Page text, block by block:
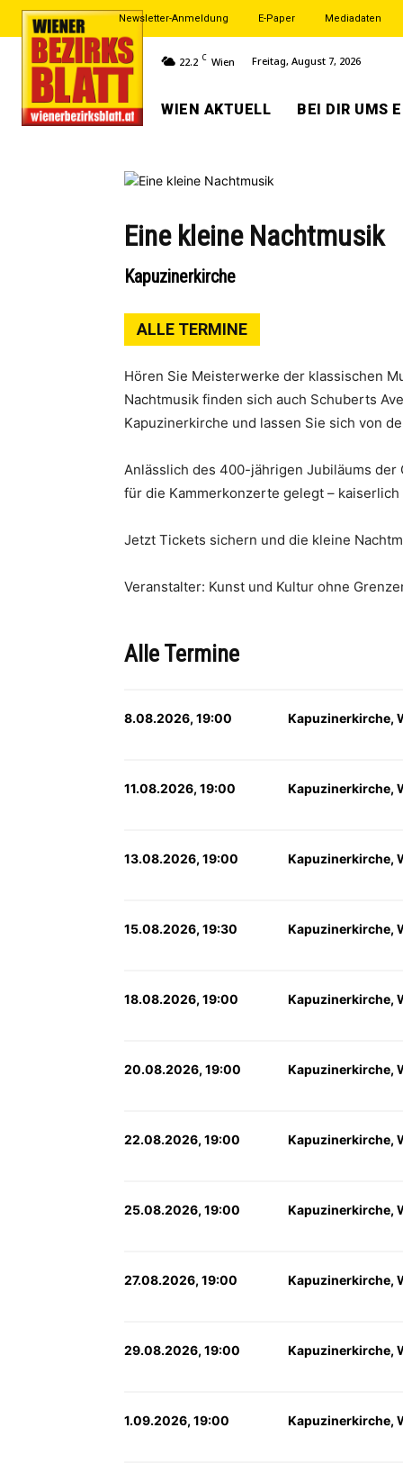
Newsletter-Anmeldung E-Paper Mediadaten
22.2 C Wien Freitag, August 7, 2026
WIEN AKTUELL BEI DIR UMS
Eine kleine Nachtmusik
Kapuzinerkirche
ALLE TERMINE
Hören Sie Meisterwerke der klassischen
Nachtmusik finden sich auch Schuberts
Kapuzinerkirche und lassen Sie sich von
Anlässlich des 400-jährigen Jubiläums
für die Kammerkonzerte gelegt – kaiserlich
Jetzt Tickets sichern und die kleine
Veranstalter: Kunst und Kultur ohne
Alle Termine
8.08.2026, 19:00 Kapuzinerkirche,
11.08.2026, 19:00 Kapuzinerkirche,
13.08.2026, 19:00 Kapuzinerkirche,
15.08.2026, 19:30 Kapuzinerkirche,
18.08.2026, 19:00 Kapuzinerkirche,
20.08.2026, 19:00 Kapuzinerkirche,
22.08.2026, 19:00 Kapuzinerkirche,
25.08.2026, 19:00 Kapuzinerkirche,
27.08.2026, 19:00 Kapuzinerkirche,
29.08.2026, 19:00 Kapuzinerkirche,
1.09.2026, 19:00 Kapuzinerkirche,